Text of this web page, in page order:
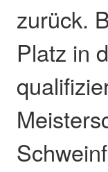
zurück.
Platz in